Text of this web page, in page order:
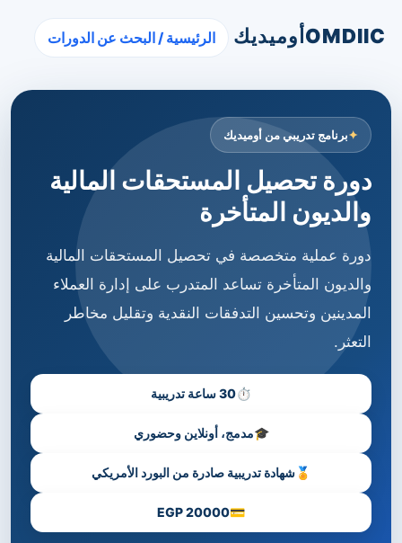
OMDIICأوميديك الرئيسية / البحث عن الدورات
برنامج تدريبي من أوميديك
دورة تحصيل المستحقات المالية
والديون المتأخرة
دورة عملية متخصصة في تحصيل المستحقات المالية
والديون المتأخرة تساعد المتدرب على إدارة العملاء
المدينين وتحسين التدفقات النقدية وتقليل مخاطر
التعثر.
⏱30 ساعة تدريبية
🎓مدمج، أونلاين وحضوري
🏅 شهادة تدريبية صادرة من البورد الأمريكي
💳
20000 EGP